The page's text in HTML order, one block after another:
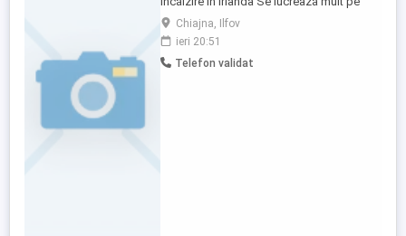
cupru dar sunt luați în calcul și instalatorii
pe plexigras. Salariul 45000e an brut,
aproximativ 3150 luna net Se oferă Cazare
contra cost Minim. 6 luni contract de
Chiajna, Ilfov
ieri 20:51
Telefon validat